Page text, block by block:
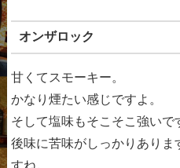
オンザロック
甘くてスモーキー。
かなり煙たい感じですよ。
そして塩味もそこそこ強いで
後味に苦味がしっかりありま
すね。